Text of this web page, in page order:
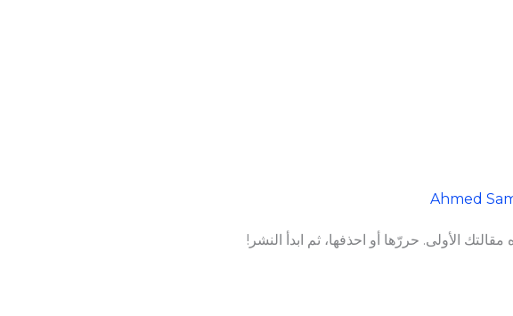
Ahmed
الأولى. حررّها أو احذفها، ثم ابدأ النشر!